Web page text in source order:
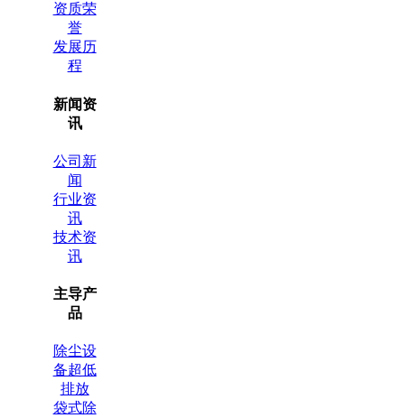
资质荣
誉
发展历
程
新闻资
讯
公司新
闻
行业资
讯
技术资
讯
主导产
品
除尘设
备超低
排放
袋式除